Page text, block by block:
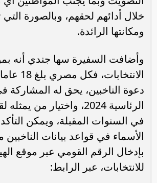
خلال أدائهم لحقهم، وبالصورة
ومكانتها الرائدة.
وأضافت السفيرة سها جندي أنه
دعوة الناخبين، يحق له المشاركة
الرئاسية 2024، واختيار من
في السنوات المقبلة، ويمكن
الأسماء في قواعد بيانات
بإدخال الرقم القومي عبر موقع
للانتخابات، عبر الرابط: